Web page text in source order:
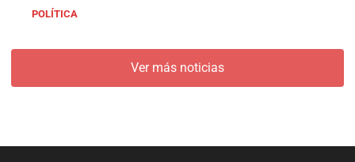
POLÍTICA
Ver más noticias